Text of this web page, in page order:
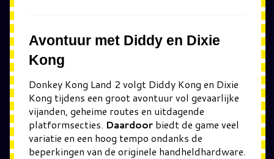
Avontuur met Diddy en Dixie
Kong
Donkey Kong Land 2 volgt Diddy Kong en Dixie
Kong tijdens een groot avontuur vol gevaarlijke
vijanden, geheime routes en uitdagende
platformsecties. Daardoor biedt de game veel
variatie en een hoog tempo ondanks de
beperkingen van de originele handheldhardware.